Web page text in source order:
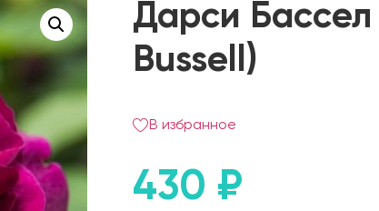
Дарси
Bussell)
В избранное
430 ₽